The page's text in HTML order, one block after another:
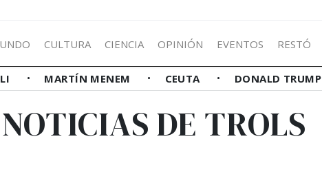
CULTURA CIENCIA OPINIÓN EVENTOS RESTÓ
MARTÍN MENEM CEUTA DONALD TRUMP
NOTICIAS DE TROLS